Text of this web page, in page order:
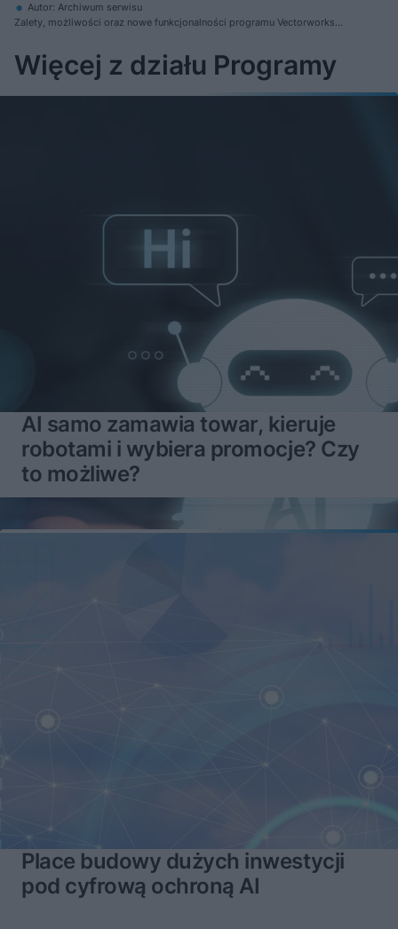
Autor: Archiwum serwisu
Zalety, możliwości oraz nowe funkcjonalności programu Vectorworks
Więcej z działu Programy
AI samo zamawia towar, kieruje
robotami i wybiera promocje? Czy
to możliwe?
Place budowy dużych inwestycji
pod cyfrową ochroną AI